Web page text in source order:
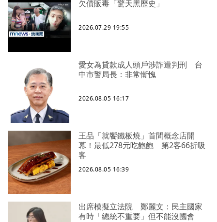
欠債販毒「驚天黑歷史」
2026.07.29 19:55
愛女為貸款成人頭戶涉詐遭判刑 台
中市警局長：非常慚愧
2026.08.05 16:17
王品「就饗鐵板燒」首間概念店開
幕！最低278元吃飽飽 第2客66折吸
客
2026.08.05 16:39
出席模擬立法院 鄭麗文：民主國家
有時「總統不重要」但不能沒國會